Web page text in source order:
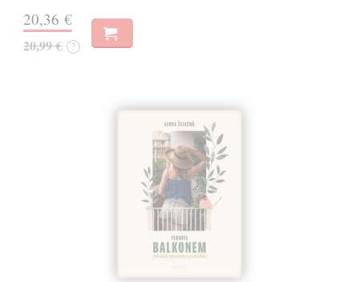
20,36 €
20,99 € ?